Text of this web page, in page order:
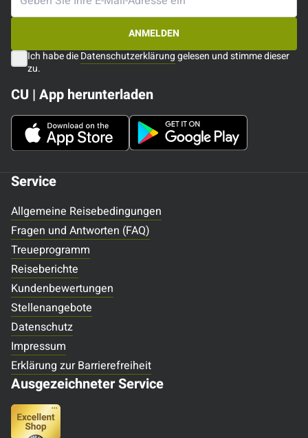
Service
Allgemeine Reisebedingungen
Fragen und Antworten (FAQ)
Treueprogramm
Reiseberichte
Kundenbewertungen
Stellenangebote
Datenschutz
Impressum
Erklärung zur Barrierefreiheit
Ausgezeichneter Service
ANMELDEN
Ich habe dieDatenschutzerklärunggelesen und stimme dieser
zu.
CU | App herunterladen